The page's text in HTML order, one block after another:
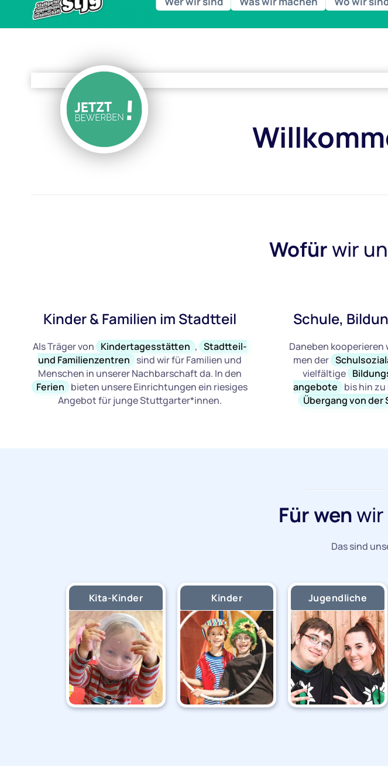
der Lebenswelt Ganztag an Stuttgarter
Grundschulen.
Wofürwir
Kinder & Familien im Stadtteil
Als Träger von Kindertagesstätten , Stadtteil-
und Familienzentren sind wir für Familien und
Menschen in unserer Nachbarschaft da. In den
Ferien bieten unsere Einrichtungen ein riesiges
Angebot für junge Stuttgarter*innen.
Schule,
Daneben kooperieren
men der
vielfältige
angebote bis hin
Übergang von der
Für wen
Das sind
Kita-Kinder Kinder Jugendliche